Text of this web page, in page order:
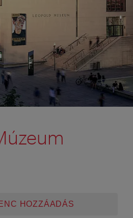
HOZZÁADÁS